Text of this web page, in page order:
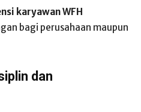
karyawan WFH
bagi perusahaan maupun
dan